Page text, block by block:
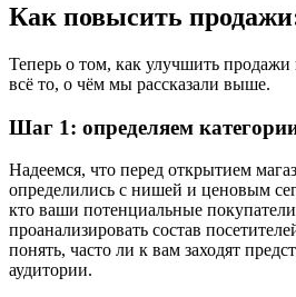
Как повысить
Теперь о том, как улучшить продажи
всё то, о чём мы рассказали выше.
Шаг 1: определяем
Надеемся, что перед открытием
определились с нишей и ценовым
кто ваши потенциальные
проанализировать состав
понять, часто ли к вам заходят
аудитории.